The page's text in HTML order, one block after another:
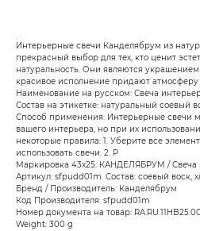
Интерьерные свечи Канделябрум из
прекрасный выбор для тех, кто ценит
натуральность. Они являются
красивое исполнение придают
Наименование на русском: Свеча
Состав на этикетке: натуральный соевый
Способ применения: Интерьерные свечи
вашего интерьера, но при их
некоторые правила: 1. Уберите все
использовать свечи. 2. Р
Маркировка 43х25: КАНДЕЛЯБРУМ / Свеча
Артикул: sfpudd01m. Состав: соевый воск,
Бренд / Производитель: Канделябрум
Код Производителя: sfpudd01m
Номер документа на товар:
Weight: 300 g